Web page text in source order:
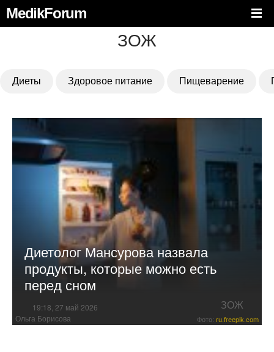
MedikForum
ЗОЖ
Диеты Здоровое питание Пищеварение
Диетолог Мансурова назвала
продукты, которые можно есть
перед сном
19:18, 27 май 2026 ЗОЖ
Ольга Борисова Фото: ru.freepik.com